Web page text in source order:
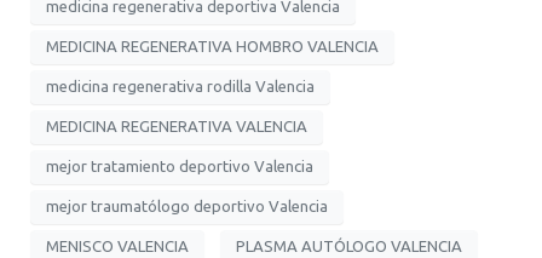
medicina regenerativa deportiva Valencia
MEDICINA REGENERATIVA HOMBRO VALENCIA
medicina regenerativa rodilla Valencia
MEDICINA REGENERATIVA VALENCIA
mejor tratamiento deportivo Valencia
mejor traumatólogo deportivo Valencia
MENISCO VALENCIA PLASMA AUTÓLOGO VALENCIA